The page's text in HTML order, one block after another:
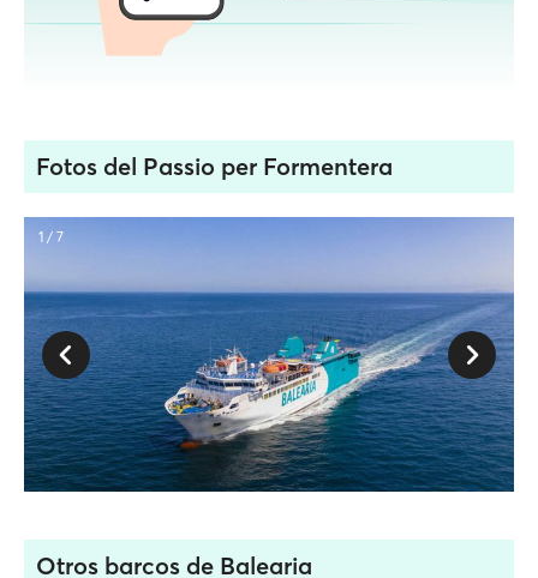
Fotos del Passio per Formentera
1 / 7
Otros barcos de Balearia